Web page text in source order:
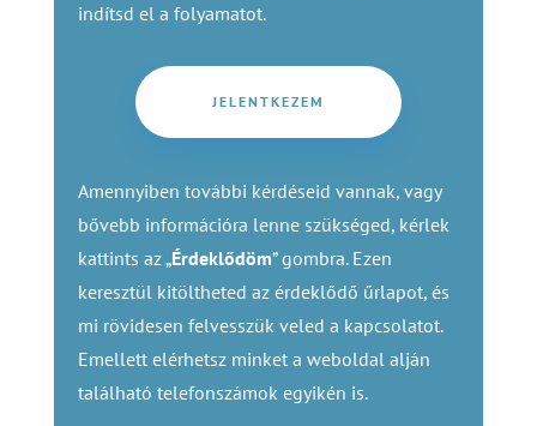
indítsd el a folyamatot.
JELENTKEZEM
Amennyiben további kérdéseid vannak, vagy
bővebb információra lenne szükséged, kérlek
kattints az „Érdeklődöm” gombra. Ezen
keresztül kitöltheted az érdeklődő űrlapot, és
mi rövidesen felvesszük veled a kapcsolatot.
Emellett elérhetsz minket a weboldal alján
található telefonszámok egyikén is.